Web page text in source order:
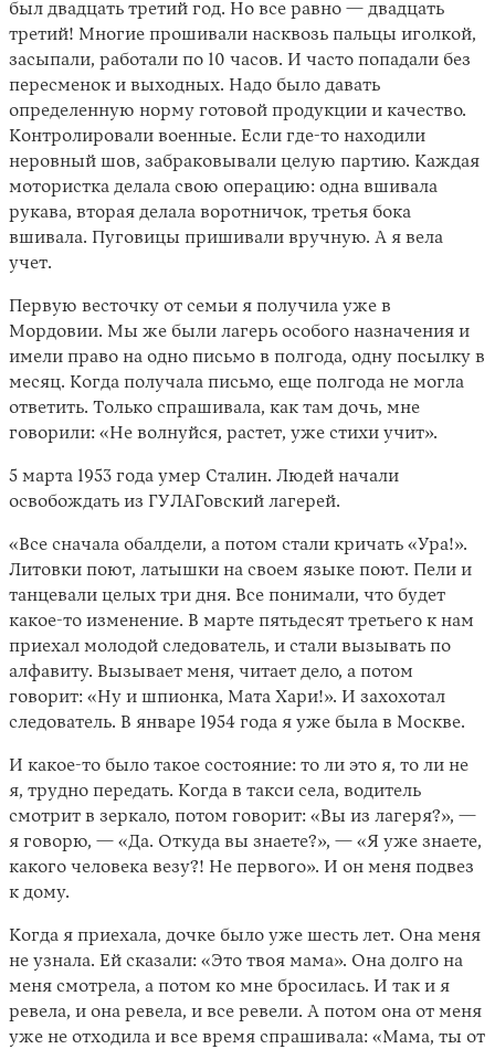
был двадцать третий год. Но все равно — двадцать
третий! Многие прошивали насквозь пальцы иголкой,
засыпали, работали по 10 часов. И часто попадали без
пересменок и выходных. Надо было давать
определенную норму готовой продукции и качество.
Контролировали военные. Если где-то находили
неровный шов, забраковывали целую партию. Каждая
мотористка делала свою операцию: одна вшивала
рукава, вторая делала воротничок, третья бока
вшивала. Пуговицы пришивали вручную. А я вела
учет.
Первую весточку от семьи я получила уже в
Мордовии. Мы же были лагерь особого назначения и
имели право на одно письмо в полгода, одну посылку в
месяц. Когда получала письмо, еще полгода не могла
ответить. Только спрашивала, как там дочь, мне
говорили: «Не волнуйся, растет, уже стихи учит».
5 марта 1953 года умер Сталин. Людей начали
освобождать из ГУЛАГовский лагерей.
«Все сначала обалдели, а потом стали кричать «Ура!».
Литовки поют, латышки на своем языке поют. Пели и
танцевали целых три дня. Все понимали, что будет
какое-то изменение. В марте пятьдесят третьего к нам
приехал молодой следователь, и стали вызывать по
алфавиту. Вызывает меня, читает дело, а потом
говорит: «Ну и шпионка, Мата Хари!». И захохотал
следователь. В январе 1954 года я уже была в Москве.
И какое-то было такое состояние: то ли это я, то ли не
я, трудно передать. Когда в такси села, водитель
смотрит в зеркало, потом говорит: «Вы из лагеря?», —
я говорю, — «Да. Откуда вы знаете?», — «Я уже знаете,
какого человека везу?! Не первого». И он меня подвез
к дому.
Когда я приехала, дочке было уже шесть лет. Она меня
не узнала. Ей сказали: «Это твоя мама». Она долго на
меня смотрела, а потом ко мне бросилась. И так и я
ревела, и она ревела, и все ревели. А потом она от меня
уже не отходила и все время спрашивала: «Мама, ты от